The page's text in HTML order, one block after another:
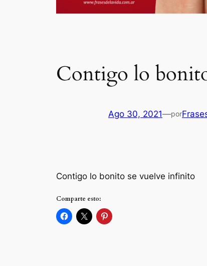
Contigo lo
Ago 30, 2021—por
Contigo lo bonito se vuelve infinito
Comparte esto: